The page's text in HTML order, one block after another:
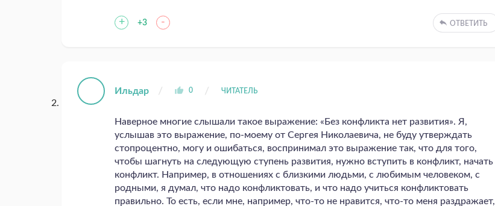
+ +3 - ОТВЕТИТЬ
Ильдар 0 ЧИТАТЕЛЬ
Наверное многие слышали такое выражение: «Без конфликта нет развития». Я,
услышав это выражение, по-моему от Сергея Николаевича, не буду утверждать
стопроцентно, могу и ошибаться, воспринимал это выражение так, что для того,
чтобы шагнуть на следующую ступень развития, нужно вступить в конфликт, начать
конфликт. Например, в отношениях с близкими людьми, с любимым человеком, с
родными, я думал, что надо конфликтовать, и что надо учиться конфликтовать
правильно. То есть, если мне, например, что-то не нравится, что-то меня раздражает,